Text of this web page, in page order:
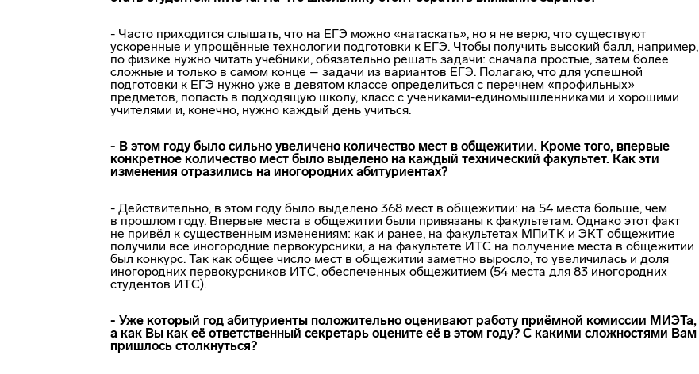
- Часто приходится слышать, что на ЕГЭ можно «натаскать», но я не верю, что существуют
ускоренные и упрощённые технологии подготовки к ЕГЭ. Чтобы получить высокий балл, например,
по физике нужно читать учебники, обязательно решать задачи: сначала простые, затем более
сложные и только в самом конце – задачи из вариантов ЕГЭ. Полагаю, что для успешной
подготовки к ЕГЭ нужно уже в девятом классе определиться с перечнем «профильных»
предметов, попасть в подходящую школу, класс с учениками-единомышленниками и хорошими
учителями и, конечно, нужно каждый день учиться.
- В этом году было сильно увеличено количество мест в общежитии. Кроме того, впервые
конкретное количество мест было выделено на каждый технический факультет. Как эти
изменения отразились на иногородних абитуриентах?
- Действительно, в этом году было выделено 368 мест в общежитии: на 54 места больше, чем
в прошлом году. Впервые места в общежитии были привязаны к факультетам. Однако этот факт
не привёл к существенным изменениям: как и ранее, на факультетах МПиТК и ЭКТ общежитие
получили все иногородние первокурсники, а на факультете ИТС на получение места в общежитии
был конкурс. Так как общее число мест в общежитии заметно выросло, то увеличилась и доля
иногородних первокурсников ИТС, обеспеченных общежитием (54 места для 83 иногородних
студентов ИТС).
- Уже который год абитуриенты положительно оценивают работу приёмной комиссии МИЭТа,
а как Вы как её ответственный секретарь оцените её в этом году? С какими сложностями Вам
пришлось столкнуться?